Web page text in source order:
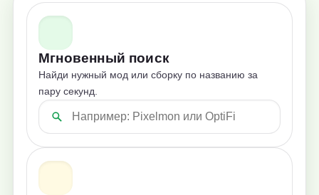
Мгновенный поиск
Найди нужный мод или сборку по названию за
пару секунд.